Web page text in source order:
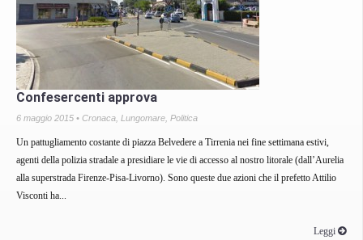
Confesercenti approva
6 maggio 2015 • Cronaca Lungomare Politica
Un pattugliamento costante di piazza Belvedere a Tirrenia nei fine settimana estivi,
agenti della polizia stradale a presidiare le vie di accesso al nostro litorale (dall’Aurelia
alla superstrada Firenze-Pisa-Livorno). Sono queste due azioni che il prefetto Attilio
Visconti ha...
Leggi